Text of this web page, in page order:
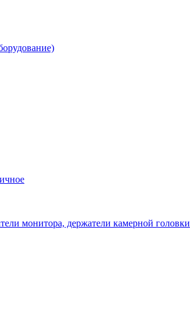
монитора, держатели камерной головки